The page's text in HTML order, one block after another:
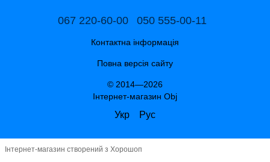
067 220-60-00 050 555-00-11
Контактна інформація
Повна версія сайту
© 2014—2026
Інтернет-магазин Obj
Укр Рус
Інтернет-магазин створений з Хорошоп